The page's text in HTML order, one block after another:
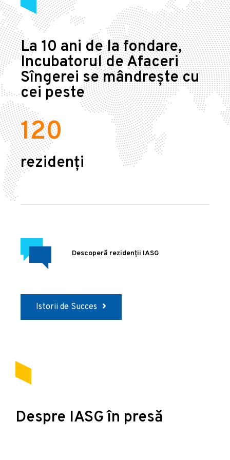
La 10 ani de la fondare,
Incubatorul de Afaceri
Sîngerei se mândrește cu
cei peste
120
rezidenți
Descoperă rezidenții IASG
Istorii de Succes
Despre IASG în presă